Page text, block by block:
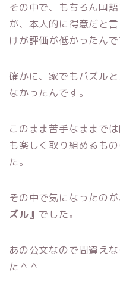
その中で、もちろん国
が、本人的に得意だと
けが評価が低かったんで
確かに、家でもパズル
なかったんです。
このまま苦手なままで
も楽しく取り組めるも
た。
その中で気になったのが
ズル』 でした。
あの公文なので間違え
た＾＾